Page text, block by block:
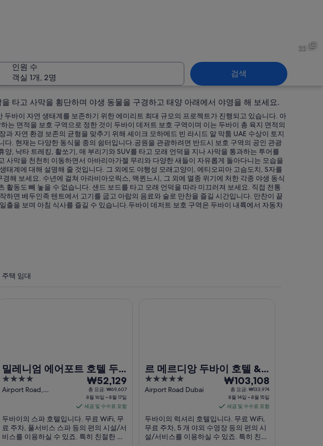
두바이 데저트 두바이 데저트
22
인원 수
객실 1개, 2명
검색
타고 사막을 횡단하며 야생 동물을 구경하고 태양 아래에서 야영을 해 보세요.
바이 자연 생태계를 보존하기 위한 에미리트 최대 규모의 프로젝트가 진행되고 있습니다. 아
는 면적을 보호 구역으로 정한 것이 두바이 데저트 보호 구역이며 이는 두바이 총 육지 면적의
자연 환경 보존의 균형을 맞추기 위해 셰이크 모하메드 빈 라시드 알 막툼 UAE 수상이 토지
. 현재는 다양한 동식물 종의 쉼터입니다.공원을 관광하려면 반드시 보호 구역의 공인 관광
, 낙타 트레킹, 활쏘기, 매 부리기와 SUV를 타고 모래 언덕을 지나 사막을 통과하는 투어를
사막을 천천히 이동하면서 아바리아가젤 무리와 다양한 새들이 자유롭게 돌아다니는 모습을
태계에 대해 설명해 줄 것입니다. 그 외에도 야행성 모래고양이, 에티오피아 고슴도치, S자를
해 보세요. 수년에 걸쳐 아라비아오릭스, 맥퀸느시, 그 외에 멸종 위기에 처한 각종 야생 동식
활동도 빼 놓을 수 없습니다. 샌드 보드를 타고 모래 언덕을 따라 미끄러져 보세요. 직접 전통
하면 베두인족 텐트에서 고기를 굽고 아랍의 음료와 술로 만찬을 즐길 시간입니다. 만찬이 끝
출을 보며 아침 식사를 즐길 수 있습니다.두바이 데저트 보호 구역은 두바이 내륙에서 자동차
택 임대
밀레니엄 에어포트 호텔 두
바이
4
out
Airport Road,
8
월
16
일
부
터
₩52,129
총 요금: ₩69,607
8월 16일 ~ 8월 17일
세금 및 수수료 포함
두바이의 스파 호텔입니다. 무료 WiFi, 무
료 주차, 풀서비스 스파 등의 편의 시설/서
비스를 이용하실 수 있죠. 특히 친절한 고
르 메르디앙 두바이 호텔 &
콘퍼런스 센터
5
out
Airport Road Dubai
8
월
14
일
부
터
₩103,108
총 요금: ₩133,974
8월 14일 ~ 8월 15일
세금 및 수수료 포함
두바이의 럭셔리 호텔입니다. 무료 WiFi,
무료 주차, 5 개 야외 수영장 등의 편의 시
설/서비스를 이용하실 수 있죠. 특히 친절